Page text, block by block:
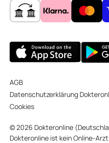
AGB
Datenschutzerklärung
Cookies
© 2026 Dokteronline
Dokteronline ist kein Online-